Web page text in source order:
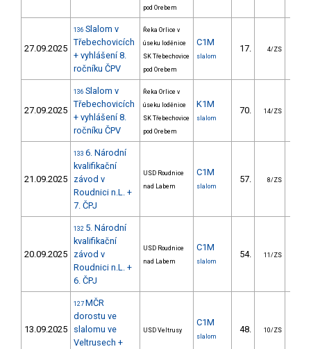
pod Orebem
27.09.2025
136 Slalom v
Třebechovicích
+ vyhlášení 8.
ročníku ČPV
Řeka Orlice v
úseku loděnice
SK Třebechovice
pod Orebem
C1M
slalom
17. 4/ZS
27.09.2025
136 Slalom v
Třebechovicích
+ vyhlášení 8.
ročníku ČPV
Řeka Orlice v
úseku loděnice
SK Třebechovice
pod Orebem
K1M
slalom
70. 14/ZS
21.09.2025
133 6. Národní
kvalifikační
závod v
Roudnici n.L. +
7. ČPJ
USD Roudnice
nad Labem
C1M
slalom
57. 8/ZS
20.09.2025
132 5. Národní
kvalifikační
závod v
Roudnici n.L. +
6. ČPJ
USD Roudnice
nad Labem
C1M
slalom
54. 11/ZS
13.09.2025
127 MČR
dorostu ve
slalomu ve
Veltrusech +
USD Veltrusy
C1M
slalom
48. 10/ZS